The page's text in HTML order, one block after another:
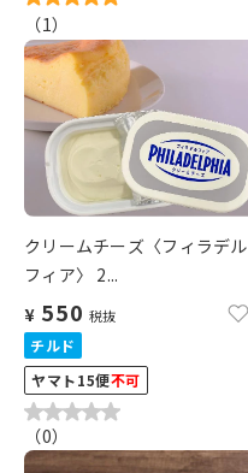
（1）
クリームチーズ〈フィラデル
フィア〉 2...
¥ 550 税抜
チルド
ヤマト15便不可
（0）